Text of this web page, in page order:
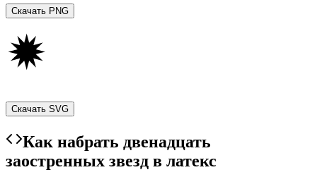
Скачать PNG
Скачать SVG
Как набрать двенадцать
заостренных звезд в латекс